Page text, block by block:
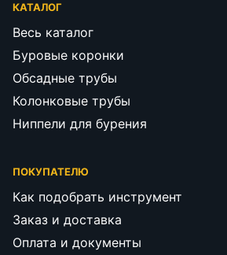
КАТАЛОГ
Весь каталог
Буровые коронки
Обсадные трубы
Колонковые трубы
Ниппели для бурения
ПОКУПАТЕЛЮ
Как подобрать инструмент
Заказ и доставка
Оплата и документы